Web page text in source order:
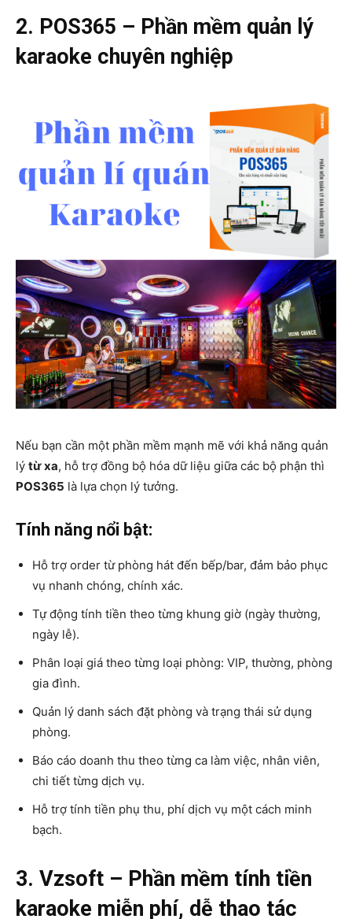
2. POS365 – Phần mềm quản lý
karaoke chuyên nghiệp
Nếu bạn cần một phần mềm mạnh mẽ với khả năng quản
lý từ xa, hỗ trợ đồng bộ hóa dữ liệu giữa các bộ phận thì
POS365 là lựa chọn lý tưởng.
Tính năng nổi bật:
Hỗ trợ order từ phòng hát đến bếp/bar, đảm bảo phục
vụ nhanh chóng, chính xác.
Tự động tính tiền theo từng khung giờ (ngày thường,
ngày lễ).
Phân loại giá theo từng loại phòng: VIP, thường, phòng
gia đình.
Quản lý danh sách đặt phòng và trạng thái sử dụng
phòng.
Báo cáo doanh thu theo từng ca làm việc, nhân viên,
chi tiết từng dịch vụ.
Hỗ trợ tính tiền phụ thu, phí dịch vụ một cách minh
bạch.
3. Vzsoft – Phần mềm tính tiền
karaoke miễn phí, dễ thao tác